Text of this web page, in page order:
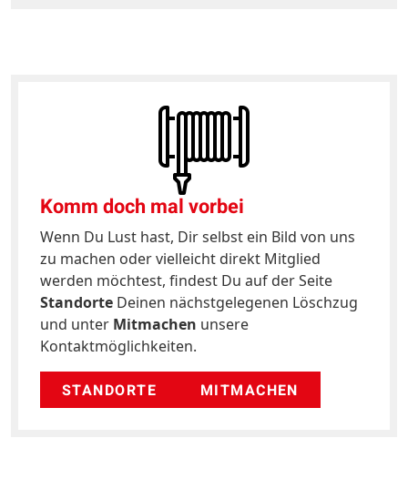
Komm doch mal vorbei
Wenn Du Lust hast, Dir selbst ein Bild von uns
zu machen oder vielleicht direkt Mitglied
werden möchtest, findest Du auf der Seite
Standorte Deinen nächstgelegenen Löschzug
und unter Mitmachen unsere
Kontaktmöglichkeiten.
STANDORTE MITMACHEN